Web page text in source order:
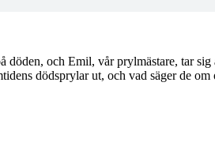
och Emil, vår prylmästare, tar
dödsprylar ut, och vad säger de